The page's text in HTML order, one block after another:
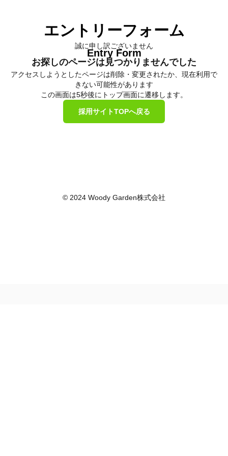
エントリーフォーム
Entry Form
誠に申し訳ございません
お探しのページは見つかりませんでした
アクセスしようとしたページは削除・変更されたか、現在利用で
きない可能性があります
この画面は5秒後にトップ画面に遷移します。
採用サイトTOPへ戻る
© 2024 Woody Garden株式会社